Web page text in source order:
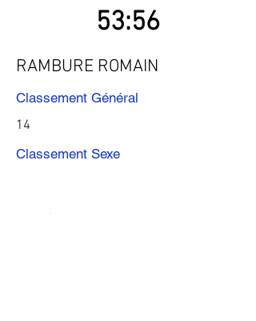
53:56
RAMBURE ROMAIN
Classement Général
14
Classement Sexe
Précédent